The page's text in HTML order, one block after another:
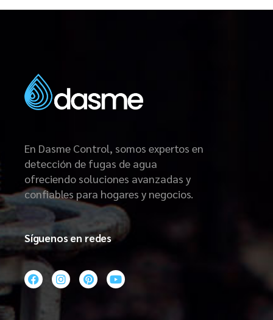
En Dasme Control, somos expertos en
detección de fugas de agua
ofreciendo soluciones avanzadas y
confiables para hogares y negocios.
Síguenos en redes